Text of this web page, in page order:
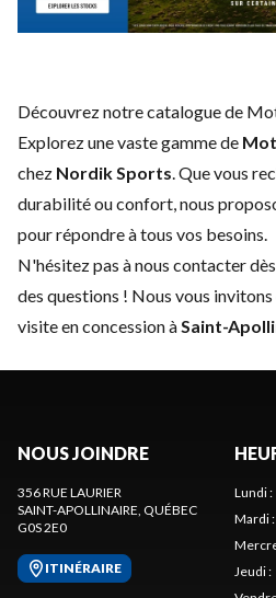
Découvrez notre catalogue de
Explorez une vaste gamme de
chez Nordik Sports. Que vous
durabilité ou confort, nous
pour répondre à tous vos besoins.
N'hésitez pas ànous contacter
des questions ! Nous vous
visite en concession àSaint-
NOUS JOINDRE
356 RUE LAURIER
SAINT-APOLLINAIRE, QUÉBEC
G0S 2E0
ITINÉRAIRE
Lundi:
Mardi:
Jeudi: